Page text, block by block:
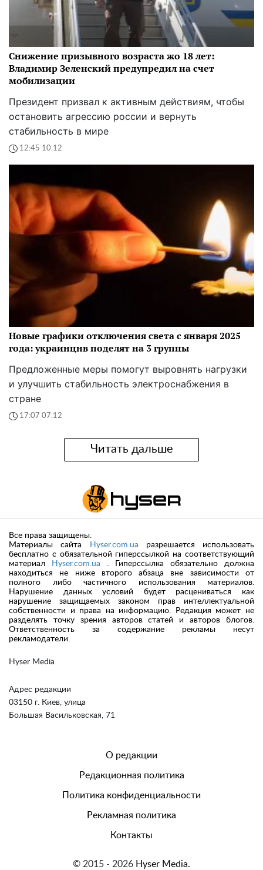
Снижение призывного возраста жо 18 лет:
Владимир Зеленский предупредил на счет
мобилизации
Президент призвал к активным действиям, чтобы
остановить агрессию россии и вернуть
стабильность в мире
12:45 10.12
Новые графики отключения света с января 2025
года: украинцнв поделят на 3 группы
Предложенные меры помогут выровнять нагрузки
и улучшить стабильность электроснабжения в
стране
17:07 07.12
Читать дальше
Hyser Media
Адрес редакции
03150 г. Киев, улица
Большая Васильковская, 71
Все права защищены.
Материалы сайта
Hyser.com.ua разрешается использовать
бесплатно с обязательной гиперссылкой на соответствующий
материал
Hyser.com.ua . Гиперссылка обязательно должна
находиться не ниже второго абзаца вне зависимости от
полного либо частичного использования материалов.
Нарушение данных условий будет расцениваться как
нарушение защищаемых законом прав интеллектуальной
собственности и права на информацию. Редакция может не
разделять точку зрения авторов статей и авторов блогов.
Ответственность за содержание рекламы несут
рекламодатели.
О редакции
Редакционная политика
Политика конфиденциальности
Рекламная политика
Контакты
© 2015 - 2026 Hyser Media.